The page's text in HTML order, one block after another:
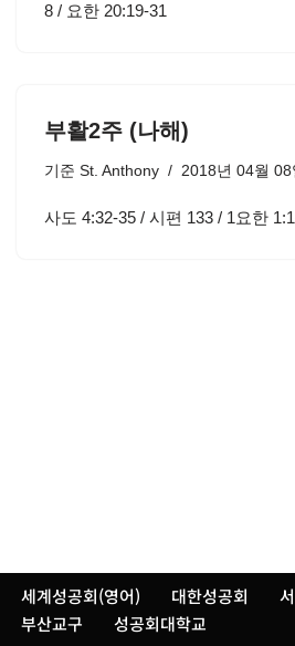
8 / 요한 20:19-31
부활2주 (나해)
기준 St. Anthony 2018년 04월 08
사도 4:32-35 / 시편 133 / 1요한
세계성공회(영어) 대한성공회
부산교구
성공회대학교